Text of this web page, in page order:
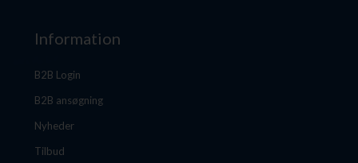
Information
B2B Login
B2B ansøgning
Nyheder
Tilbud